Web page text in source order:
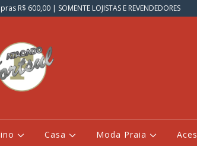
R$ 600,00 | SOMENTE LOJISTAS E REVENDEDORES
Casa Moda Praia